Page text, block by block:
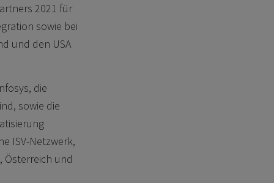
2021 für
sowie bei
und den USA
die
sowie die
ISV-Netzwerk,
Österreich und